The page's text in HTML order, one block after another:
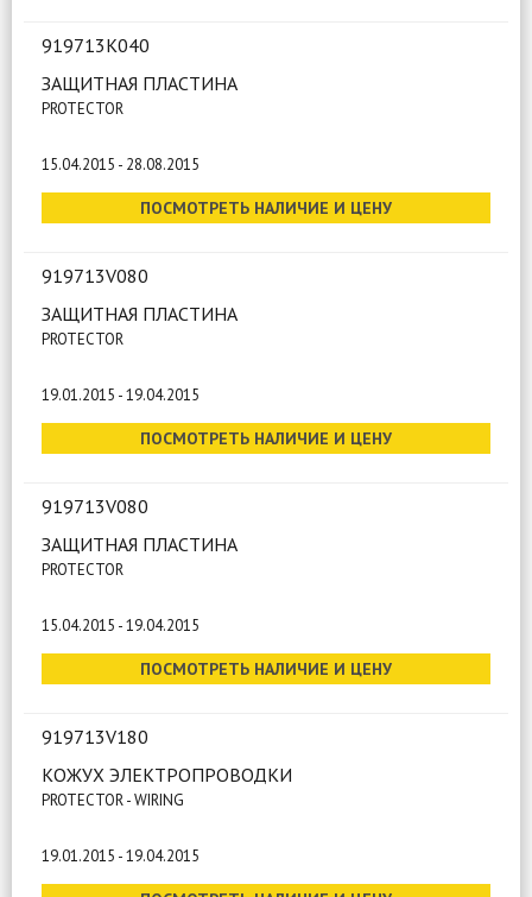
919713K040
ЗАЩИТНАЯ ПЛАСТИНА
PROTECTOR
15.04.2015 - 28.08.2015
ПОСМОТРЕТЬ НАЛИЧИЕ И ЦЕНУ
919713V080
ЗАЩИТНАЯ ПЛАСТИНА
PROTECTOR
19.01.2015 - 19.04.2015
ПОСМОТРЕТЬ НАЛИЧИЕ И ЦЕНУ
919713V080
ЗАЩИТНАЯ ПЛАСТИНА
PROTECTOR
15.04.2015 - 19.04.2015
ПОСМОТРЕТЬ НАЛИЧИЕ И ЦЕНУ
919713V180
КОЖУХ ЭЛЕКТРОПРОВОДКИ
PROTECTOR - WIRING
19.01.2015 - 19.04.2015